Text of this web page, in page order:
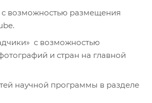
с возможностью размещения
с возможностью
и стран на главной
научной программы в разделе